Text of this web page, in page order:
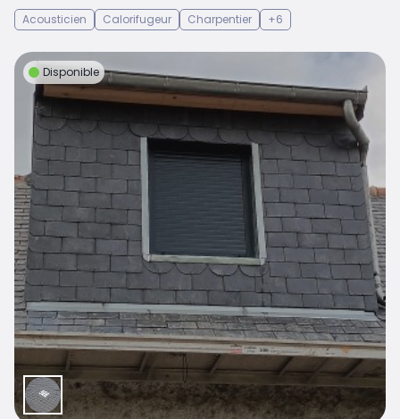
Acousticien
Calorifugeur Charpentier +6
Disponible